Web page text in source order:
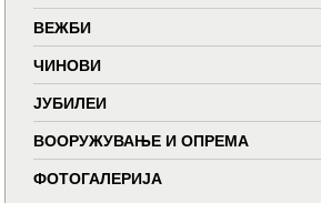
ВЕЖБИ
ЧИНОВИ
ЈУБИЛЕИ
ВООРУЖУВАЊЕ И ОПРЕМА
ФОТОГАЛЕРИЈА